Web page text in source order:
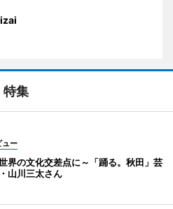
特集
ュー
界の文化交差点に～「踊る。秋田」芸
山川三太さん